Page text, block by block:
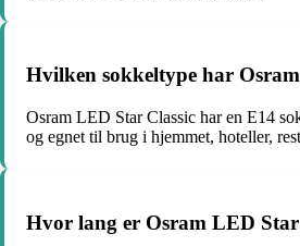
Hvilken sokkeltype har
Osram LED Star Classic har en E14
og egnet til brug i hjemmet, hoteller,
Hvor lang er Osram LED